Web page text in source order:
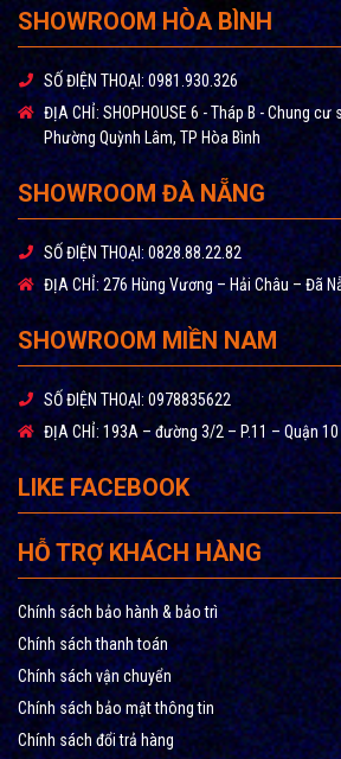
khuẩn.
– 5 in 1+ (Sx Việt Nam): Lõi đặc biệt tạo
nước, cân bằng pH, tạo nước kiềm tính.
Thời gian thay thế lõi
– Sợi PP 5 micron:thay lõi sau 3 – 6
đương 18.000 lít/giờ.
– Than hoạt tính dạng xốp GAC: thay lõi
dụng, tương đương 27.000 lít/giờ.
– Sợi PP 1 micron:thay lõi sau 9 – 12
đương 36.000 lít/giờ.
– Màng RO:thay lõi sau 24 – 36 tháng
90.000 lít/giờ.
– FIR+:thay lõi sau 12 tháng sử dụng,
SHOWROOM HÒA BÌNH
SỐ ĐIỆN THOẠI:0981.930.326
ĐỊA CHỈ:SHOPHOUSE 6 - Tháp B - Chung cư
Phường Quỳnh Lâm, TP Hòa Bình
SHOWROOM ĐÀ NẴNG
SỐ ĐIỆN THOẠI:0828.88.22.82
ĐỊA CHỈ:276 Hùng Vương – Hải Châu – Đã
SHOWROOM MIỀN NAM
SỐ ĐIỆN THOẠI:0978835622
ĐỊA CHỈ:193A – đường 3/2 – P.11 – Quận 10
LIKE FACEBOOK
HỖ TRỢ KHÁCH HÀNG
Chính sách bảo hành & bảo trì
Chính sách thanh toán
Chính sách vận chuyển
Chính sách bảo mật thông tin
Chính sách đổi trả hàng